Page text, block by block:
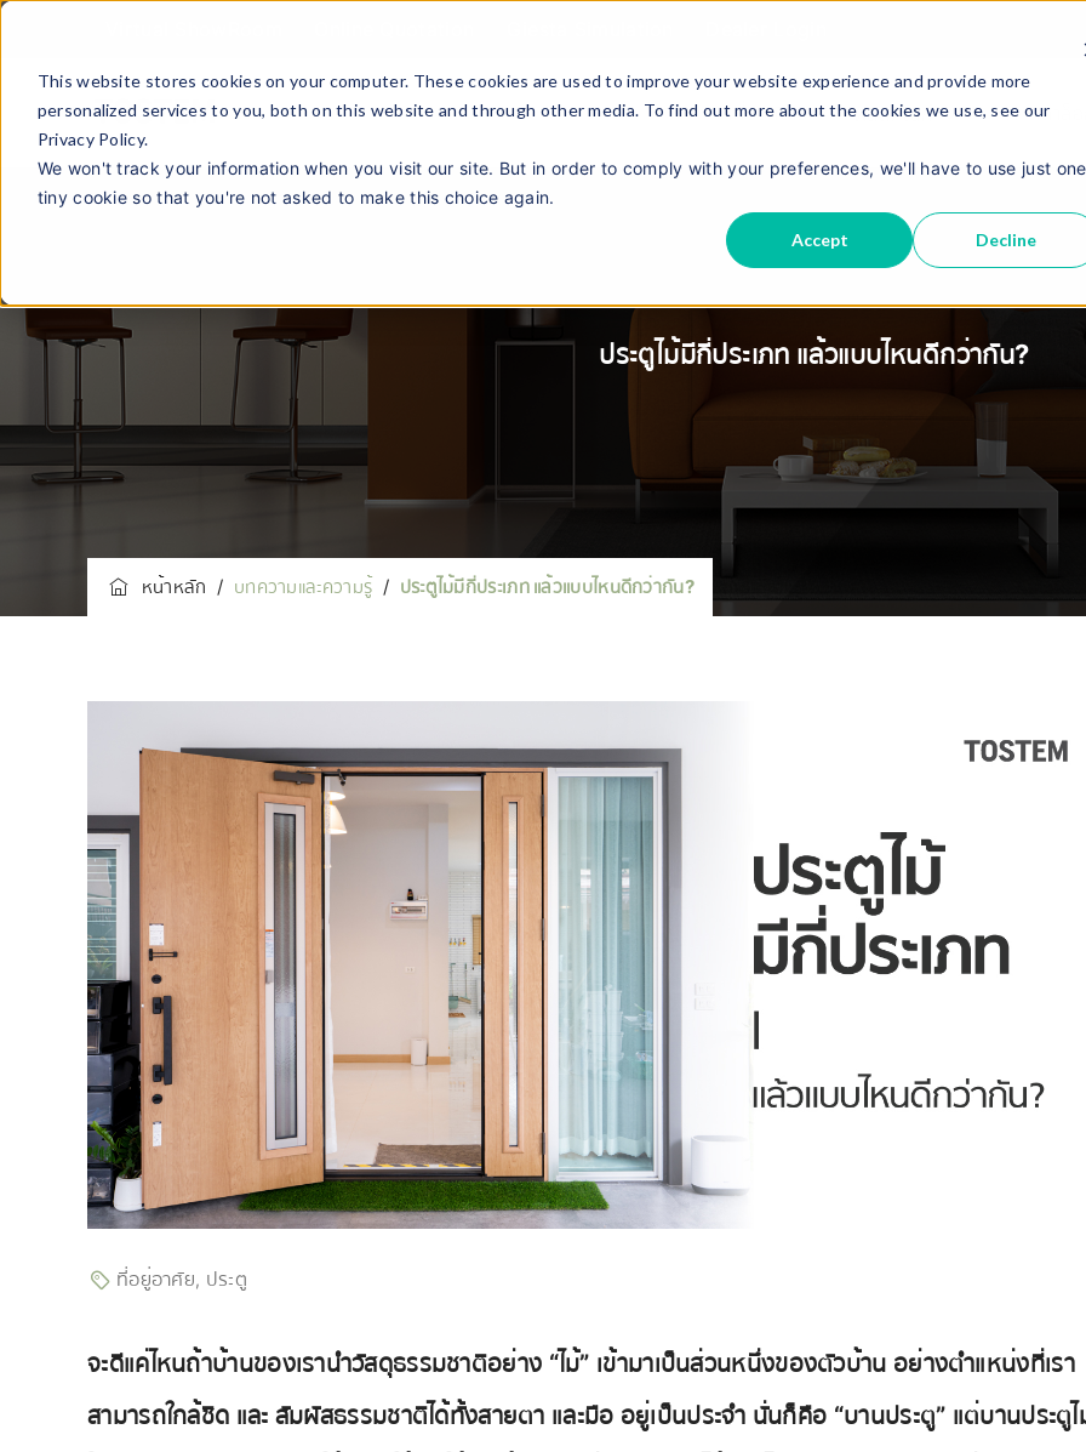
This website stores cookies on your computer. These cookies are used to improve your website experience and provide more
personalized services to you, both on this website and through other media. To find out more about the cookies we use, see our
Privacy Policy.
We won't track your information when you visit our site. But in order to comply with your preferences, we'll have to use just one
tiny cookie so that you're not asked to make this choice again.
Accept Decline
เกี่ยวกับเรา ผลิตภัณฑ์ แคตตาล็
ประตูไม้มีกี่ประเภท แล้วแบบไหนดีกว่ากัน?
หน้าหลัก / บทความและความรู้ / ประตูไม้มีกี่ประเภท แล้วแบบไหนดีกว่ากัน?
ที่อยู่อาศัย, ประตู
จะดีแค่ไหนถ้าบ้านของเรานำวัสดุธรรมชาติอย่าง “ไม้” เข้ามาเป็นส่วนหนึ่งของตัวบ้าน อย่างตำแหน่งที่เรา
สามารถใกล้ชิด และ สัมผัสธรรมชาติได้ทั้งสายตา และมือ อยู่เป็นประจำ นั่นก็คือ “บานประตู” แต่บานประตูไ